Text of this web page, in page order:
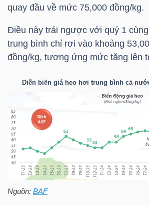
quay đầu về mức 75,000 đồng/kg.
Điều này trái ngược với quý 1
trung bình chỉ rơi vào khoảng
đồng/kg, tương ứng mức tăng lên
Diễn biến giá heo hơi trung bình cả
Nguồn: BAF
TÀI
CHÍNH
HÀNG
TẾ